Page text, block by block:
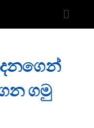
ගමු